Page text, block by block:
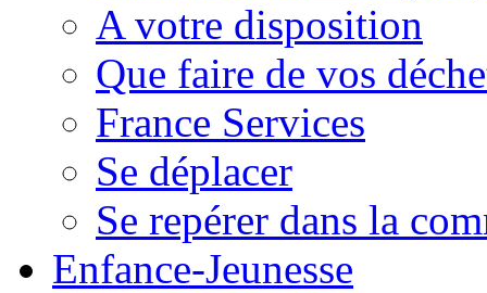
A votre disposition
Que faire de vos
France Services
Se déplacer
Se repérer dans la
Enfance-Jeunesse